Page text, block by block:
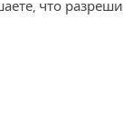
что